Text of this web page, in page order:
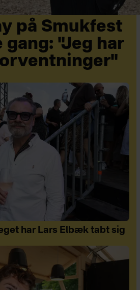
på Smukfest
"Jeg har
har Lars Elbæk tabt sig